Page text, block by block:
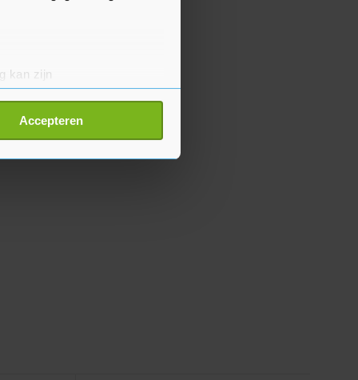
kan zijn
detailgedeelte
Accepteren